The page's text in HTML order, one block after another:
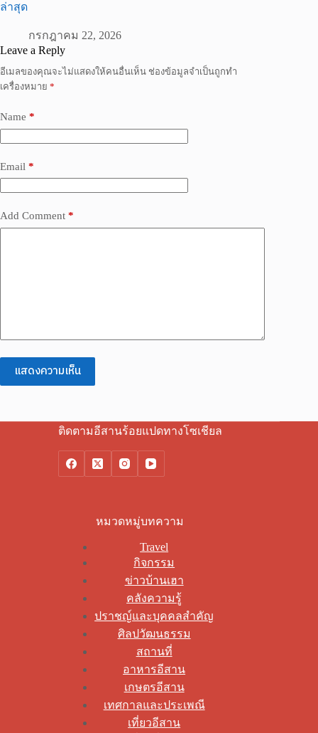
ล่าสุด
กรกฎาคม 22, 2026
Leave a Reply
อีเมลของคุณจะไม่แสดงให้คนอื่นเห็น ช่องข้อมูลจำเป็นถูกทำ
เครื่องหมาย *
Name *
Email *
Add Comment *
แสดงความเห็น
ติดตามอีสานร้อยแปดทางโซเชียล
หมวดหมู่บทความ
Travel
กิจกรรม
ข่าวบ้านเฮา
คลังความรู้
ปราชญ์และบุคคลสำคัญ
ศิลปวัฒนธรรม
สถานที่
อาหารอีสาน
เกษตรอีสาน
เทศกาลและประเพณี
เที่ยวอีสาน